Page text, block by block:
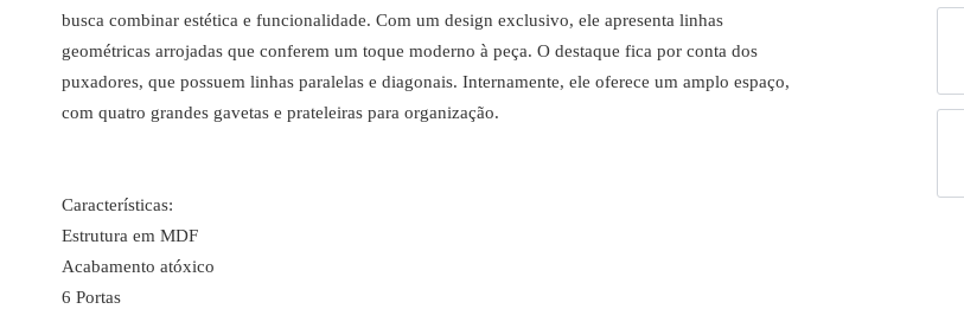
busca combinar estética e funcionalidade. Com um design exclusivo, ele apresenta linhas
geométricas arrojadas que conferem um toque moderno à peça. O destaque fica por conta dos
puxadores, que possuem linhas paralelas e diagonais. Internamente, ele oferece um amplo espaço,
com quatro grandes gavetas e prateleiras para organização.
Características:
Estrutura em MDF
Acabamento atóxico
6 Portas